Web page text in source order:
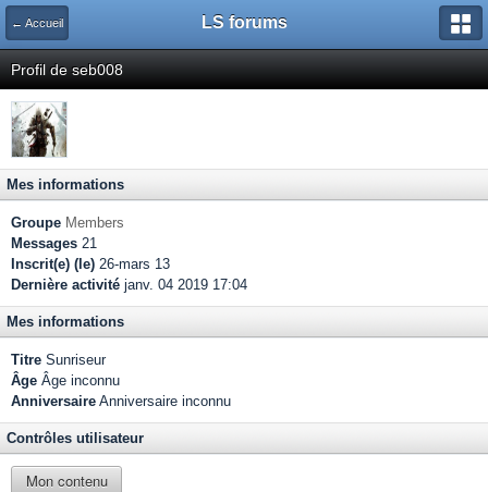
← Accueil LS forums
Profil de seb008
Mes informations
Groupe Members
Messages 21
Inscrit(e) (le) 26-mars 13
Dernière activité janv. 04 2019 17:04
Mes informations
Titre Sunriseur
Âge Âge inconnu
Anniversaire Anniversaire inconnu
Contrôles utilisateur
Mon contenu